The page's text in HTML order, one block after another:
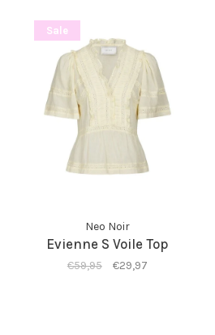
Sale
Neo Noir
Evienne S Voile Top
€59,95 €29,97